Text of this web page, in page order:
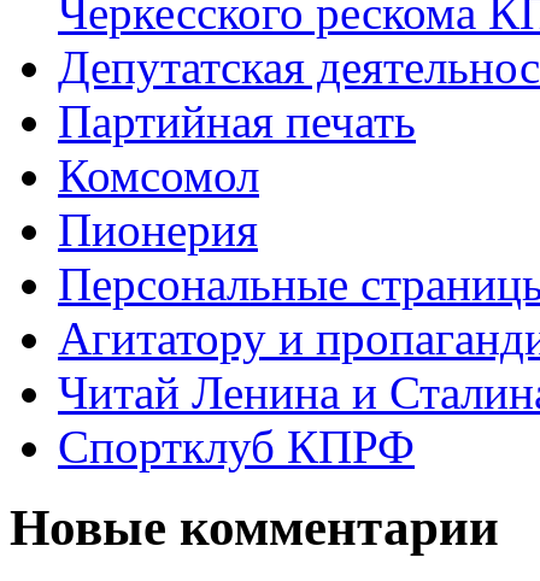
Черкесского рескома
Депутатская
Партийная печать
Комсомол
Пионерия
Персональные
Агитатору и
Читай Ленина и
Спортклуб КПРФ
Новые комментарии